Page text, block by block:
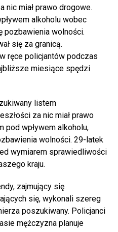
nic miał prawo drogowe.
alkoholu wobec
pozbawienia wolności.
się za granicą.
ręce policjantów podczas
miesiące spędzi
listem
za nic miał prawo
pod wpływem alkoholu,
wolności. 29-latek
wymiarem sprawiedliwości
kraju.
zajmujący się
się, wykonali szereg
poszukiwany. Policjanci
mężczyzna planuje